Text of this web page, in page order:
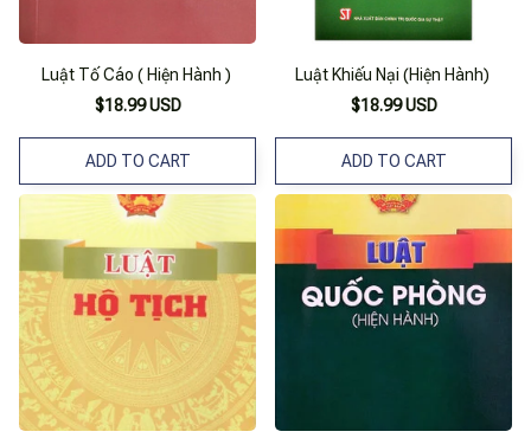
Luật Tố Cáo ( Hiện Hành )
$18.99 USD
ADD TO CART
Luật Khiếu Nại (Hiện Hành)
$18.99 USD
ADD TO CART